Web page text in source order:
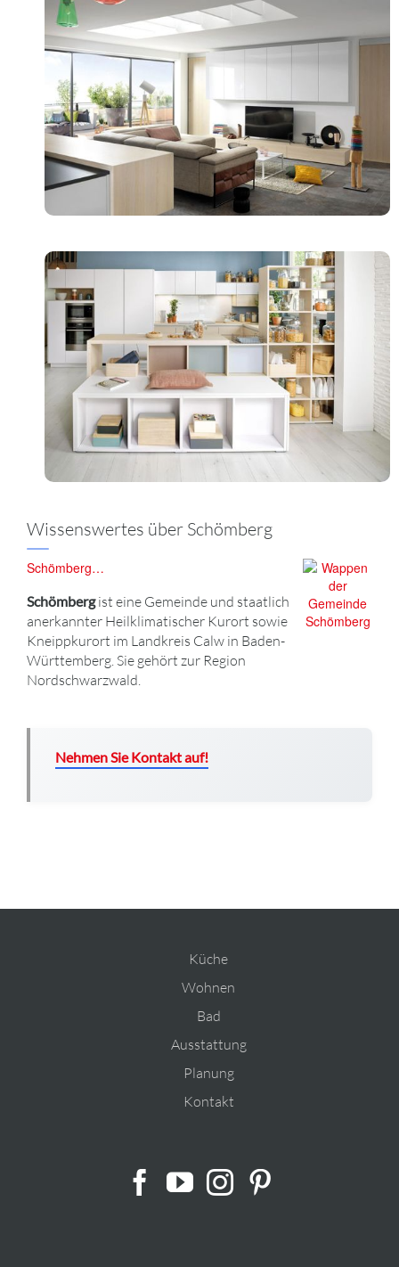
Wissenswertes über Schömberg
Schömberg…
Schömbergist eine Gemeinde und staatlich
anerkannter Heilklimatischer Kurort sowie
Kneippkurort im Landkreis Calw in Baden-
Württemberg. Sie gehört zur Region
Nordschwarzwald.
Nehmen Sie Kontakt auf!
Küche
Wohnen
Bad
Ausstattung
Planung
Kontakt